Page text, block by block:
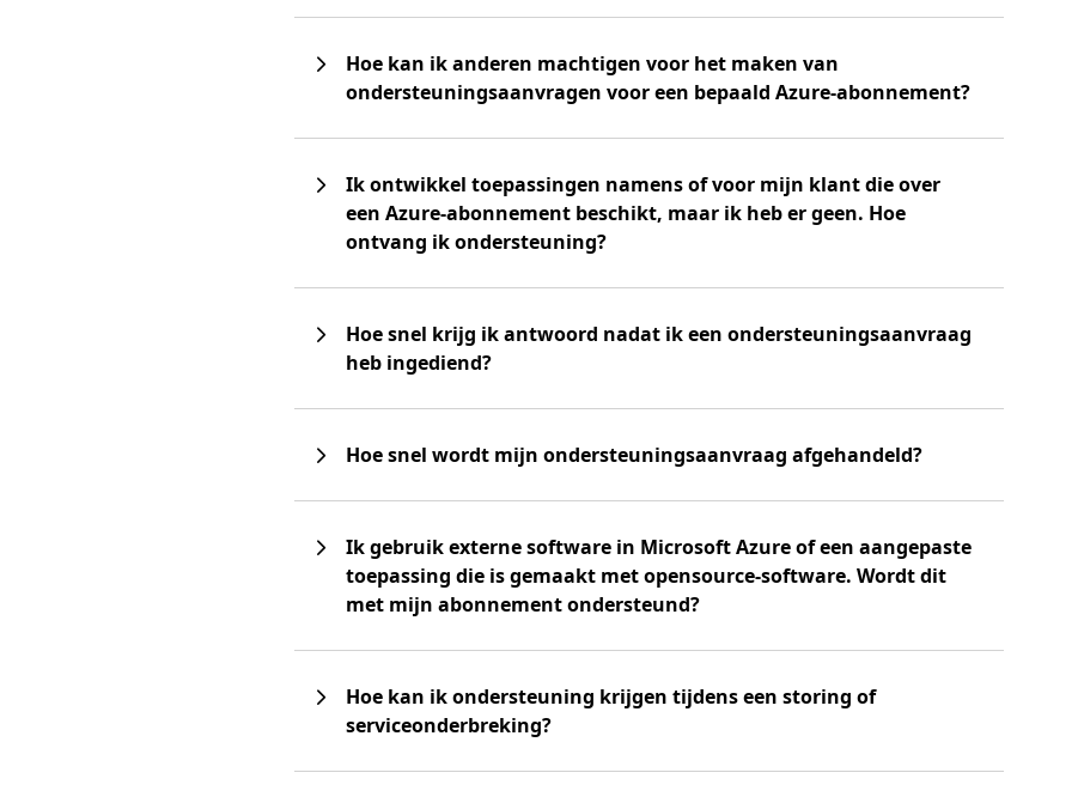
Hoe kan ik anderen machtigen voor het maken van
ondersteuningsaanvragen voor een bepaald Azure-abonnement?
Ik ontwikkel toepassingen namens of voor mijn klant die over
een Azure-abonnement beschikt, maar ik heb er geen. Hoe
ontvang ik ondersteuning?
Hoe snel krijg ik antwoord nadat ik een ondersteuningsaanvraag
heb ingediend?
Hoe snel wordt mijn ondersteuningsaanvraag afgehandeld?
Ik gebruik externe software in Microsoft Azure of een aangepaste
toepassing die is gemaakt met opensource-software. Wordt dit
met mijn abonnement ondersteund?
Hoe kan ik ondersteuning krijgen tijdens een storing of
serviceonderbreking?